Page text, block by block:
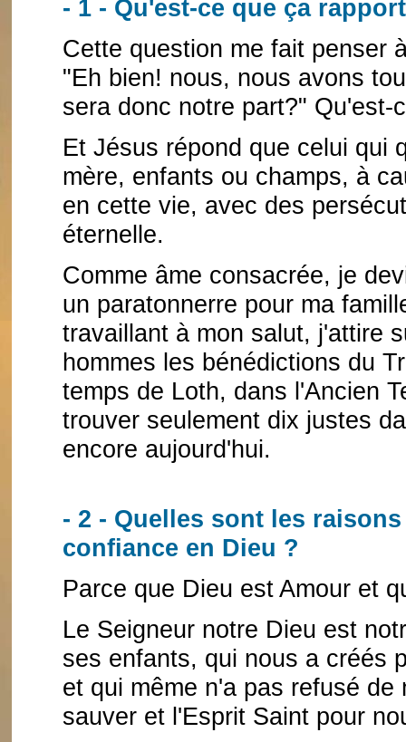
- 1 - Qu'est-ce que ça
Cette question me fait penser
"Eh bien! nous, nous avons
sera donc notre part?" Qu'est-
Et Jésus répond que celui qui
mère, enfants ou champs, à
en cette vie, avec des
éternelle.
Comme âme consacrée, je
un paratonnerre pour ma
travaillant à mon salut, j'attire
hommes les bénédictions du
temps de Loth, dans l'Ancien
trouver seulement dix justes
encore aujourd'hui.
- 2 - Quelles sont les
confiance en Dieu ?
Parce que Dieu est Amour et
Le Seigneur notre Dieu est
ses enfants, qui nous a créés
et qui même n'a pas refusé
sauver et l'Esprit Saint pour